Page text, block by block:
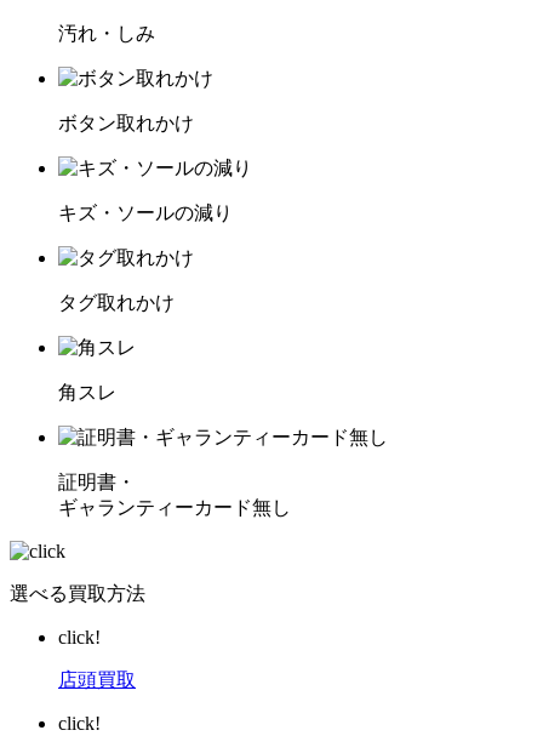
汚れ・しみ
ボタン取れかけ
キズ・ソールの減り
タグ取れかけ
角スレ
証明書・
ギャランティーカード無し
選べる買取方法
click!
店頭買取
click!